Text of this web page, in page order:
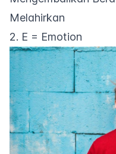
Melahirkan
2. E = Emotion